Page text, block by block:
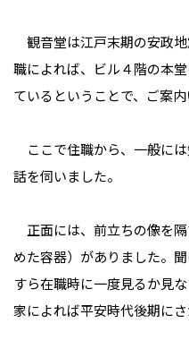
観音堂は江戸末期の安政
職によれば、ビル４階の本
ているということで、ご案内
ここで住職から、一般に
話を伺いました。
正面には、前立ちの像を
めた容器）がありました。
すら在職時に一度見るか見
家によれば平安時代後期に